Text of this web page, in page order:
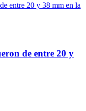
de entre 20 y